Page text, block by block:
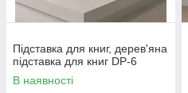
Підставка для книг, дерев'яна
підставка для книг DP-6
В наявності